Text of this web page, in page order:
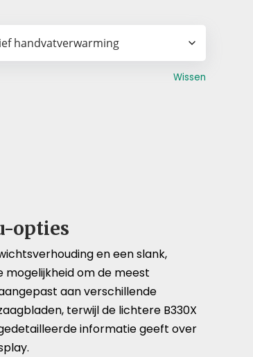
Wissen
opties
en een slank,
mogelijkheid om de meest
aan verschillende
terwijl de lichtere B330X
informatie geeft over